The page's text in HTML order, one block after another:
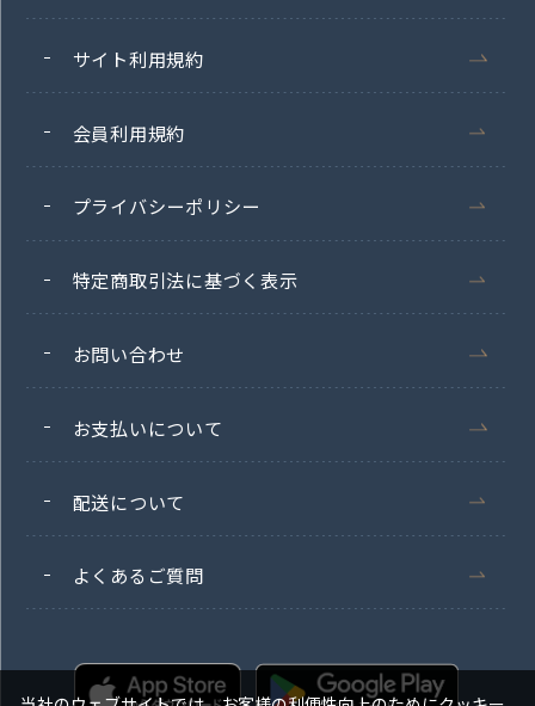
サイト利用規約
会員利用規約
プライバシーポリシー
特定商取引法に基づく表示
お問い合わせ
お支払いについて
配送について
よくあるご質問